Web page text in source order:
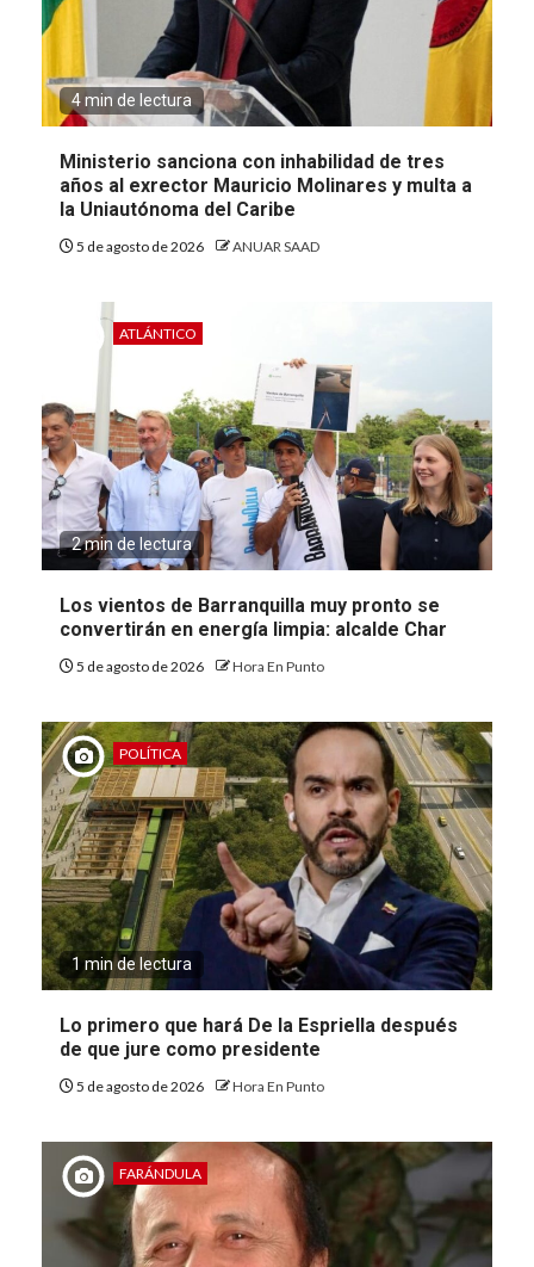
4 min de lectura
Ministerio sanciona con inhabilidad de tres
años al exrector Mauricio Molinares y multa a
la Uniautónoma del Caribe
5 de agosto de 2026 ANUAR SAAD
ATLÁNTICO
2 min de lectura
Los vientos de Barranquilla muy pronto se
convertirán en energía limpia: alcalde Char
5 de agosto de 2026 Hora En Punto
POLÍTICA
1 min de lectura
Lo primero que hará De la Espriella después
de que jure como presidente
5 de agosto de 2026 Hora En Punto
FARÁNDULA